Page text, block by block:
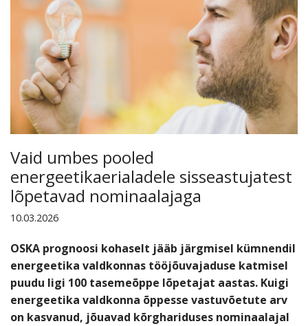
Vaid umbes pooled
energeetikaerialadele sisseastujatest
lõpetavad nominaalajaga
10.03.2026
OSKA prognoosi kohaselt jääb järgmisel kümnendil
energeetika valdkonnas tööjõuvajaduse katmisel
puudu ligi 100 tasemeõppe lõpetajat aastas. Kuigi
energeetika valdkonna õppesse vastuvõetute arv
on kasvanud, jõuavad kõrghariduses nominaalajal